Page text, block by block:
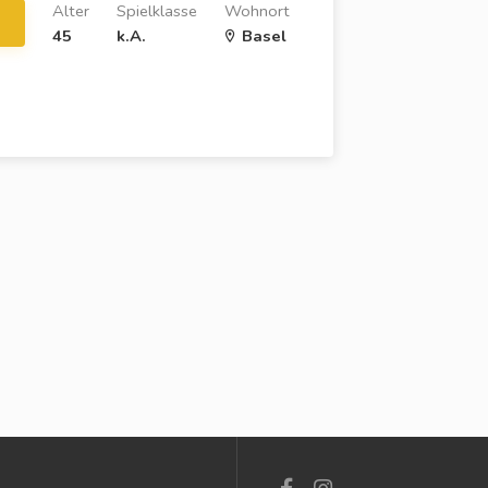
Wohnort
Basel
Spielklasse
k.A.
Alter
45